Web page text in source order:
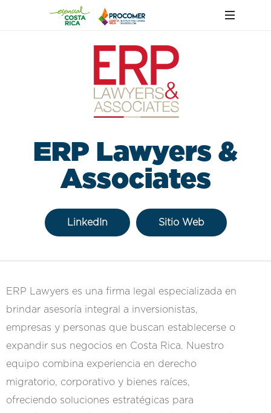
ERP Lawyers &
Associates
LinkedIn Sitio Web
ERP Lawyers es una firma legal especializada en
brindar asesoría integral a inversionistas,
empresas y personas que buscan establecerse o
expandir sus negocios en Costa Rica. Nuestro
equipo combina experiencia en derecho
migratorio, corporativo y bienes raíces,
ofreciendo soluciones estratégicas para